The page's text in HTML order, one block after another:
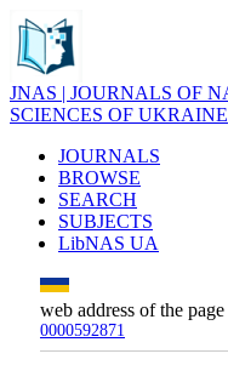
JNAS | JOURNALS OF
SCIENCES OF UKRAINE
JOURNALS
BROWSE
SEARCH
SUBJECTS
LibNAS UA
web address of the page
0000592871